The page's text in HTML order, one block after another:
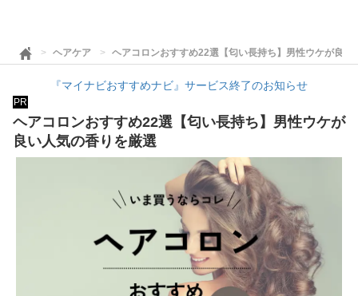
ヘアケア ヘアコロンおすすめ22選【匂い長持ち】男性ウケが良い
『マイナビおすすめナビ』サービス終了のお知らせ
PR
ヘアコロンおすすめ22選【匂い長持ち】男性ウケが
良い人気の香りを厳選